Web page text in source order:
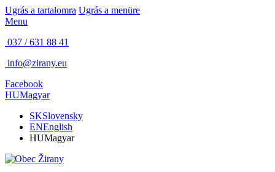
Ugrás a tartalomra Ugrás a menüre
Menu
037 / 631 88 41
info@zirany.eu
Facebook
HUMagyar
SKSlovensky
ENEnglish
HUMagyar